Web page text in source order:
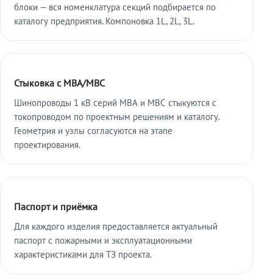
блоки — вся номенклатура секций подбирается по
каталогу предприятия. Компоновка 1L, 2L, 3L.
Стыковка с МВА/МВС
Шинопроводы 1 кВ серий МВА и МВС стыкуются с
токопроводом по проектным решениям и каталогу.
Геометрия и узлы согласуются на этапе
проектирования.
Паспорт и приёмка
Для каждого изделия предоставляется актуальный
паспорт с пожарными и эксплуатационными
характеристиками для ТЗ проекта.